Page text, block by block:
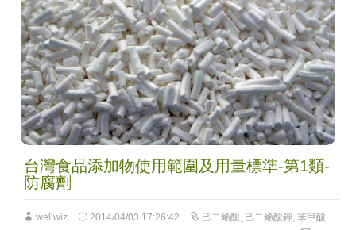
台灣食品添加物使用範圍及用量標準-第1類-
防腐劑
wellwiz 2014/04/03 17:26:42 己二烯酸, 己二烯酸鉀, 苯甲酸